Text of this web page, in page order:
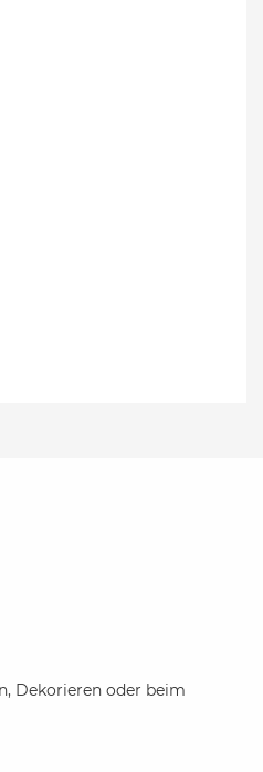
Dekorieren oder beim